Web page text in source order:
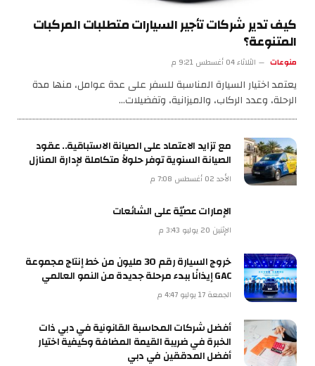
كيف تدير شركات تأجير السيارات متطلبات المركبات
المتنوعة؟
منوعات الثلاثاء 04 أغسطس 9:21 م
يعتمد اختيار السيارة المناسبة للسفر على عدة عوامل، منها مدة
الرحلة، وعدد الركاب، والميزانية، وتفضيلات…
مع تزايد الاعتماد على الصيانة الاستباقية.. عقود
الصيانة السنوية توفر حلولاً متكاملة لإدارة المنازل
الأحد 02 أغسطس 7:08 م
الإمارات عصيّة على الشائعات
الإثنين 20 يوليو 3:43 م
خروج السيارة رقم 30 مليون من خط إنتاج مجموعة
GAC إيذانًا ببدء مرحلة جديدة من النمو العالمي
الجمعة 17 يوليو 4:47 م
أفضل شركات المحاسبة القانونية في دبي ذات
الخبرة في ضريبة القيمة المضافة وكيفية اختيار
أفضل المدققين في دبي